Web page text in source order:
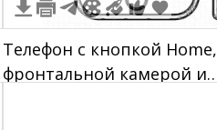
Телефон с кнопкой Home,
фронтальной камерой и